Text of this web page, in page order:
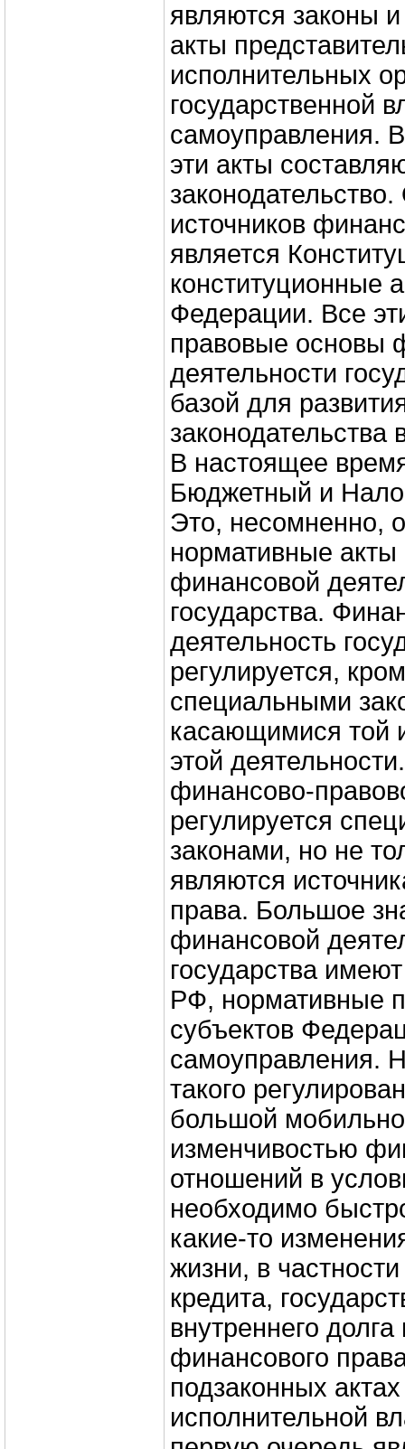
являются законы
акты
исполнительных
государственной
самоуправления.
эти акты
источников
является
конституционные
Федерации. Все
правовые основы
деятельности
базой для
законодательства
В настоящее
Бюджетный и
Это, несомненно,
нормативные акты
финансовой
государства.
деятельность
регулируется,
специальными
касающимися той
этой
финансово-
регулируется
законами, но не
являются
права. Большое
финансовой
государства
РФ, нормативные
субъектов
самоуправления.
такого
большой
изменчивостью
отношений в
необходимо
какие-то
жизни, в
кредита,
внутреннего
финансового
подзаконных
исполнительной